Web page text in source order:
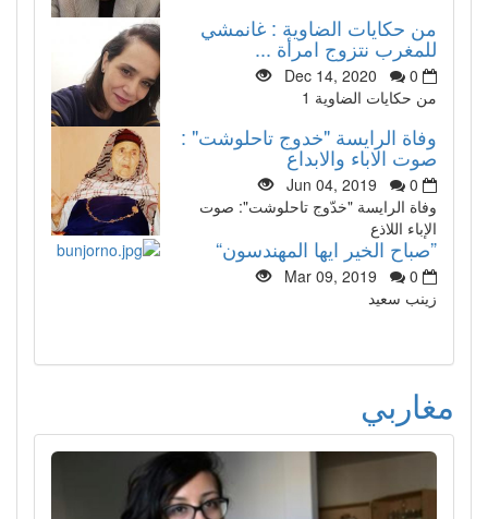
من حكايات الضاوية : غانمشي
للمغرب نتزوج امرأة ...
Dec 14, 2020
0
من حكايات الضاوية 1
وفاة الرايسة "خدوج تاحلوشت" :
صوت الاباء والابداع
Jun 04, 2019
0
وفاة الرايسة "خدّوج تاحلوشت": صوت
الإباء اللاذع
”صباح الخير ايها المهندسون“
Mar 09, 2019
0
زينب سعيد
مغاربي